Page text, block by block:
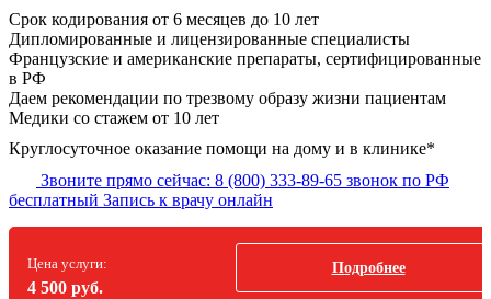
Срок кодирования от 6 месяцев до 10 лет
Дипломированные и лицензированные специалисты
Французские и американские препараты, сертифицированные
в РФ
Даем рекомендации по трезвому образу жизни пациентам
Медики со стажем от 10 лет
Круглосуточное оказание помощи на дому и в клинике*
Звоните прямо сейчас: 8 (800) 333-89-65 звонок по РФ
бесплатный Запись к врачу онлайн
Цена услуги:
4 500 руб.
Подробнее